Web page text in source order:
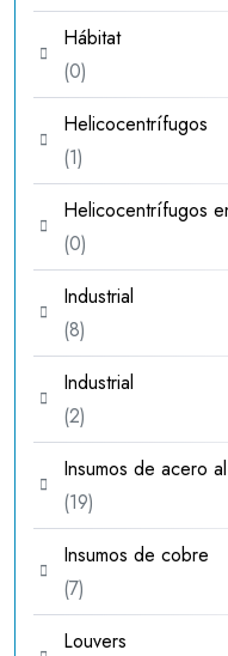
productos
Hábitat
00
productos
Helicocentrífugos
11
producto
Helicocentrífugos
00
productos
Industrial
88
productos
Industrial
22
productos
Insumos de acero
1919
productos
Insumos de cobre
77
productos
Louvers